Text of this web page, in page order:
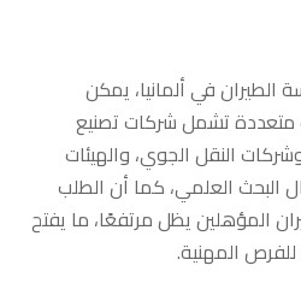
الطيران في ألمانيا، يمكن
متعددة تشمل شركات تصنيع
النقل الجوي، والهيئات
البحث العلمي، كما أن الطلب
المؤهلين يظل مرتفعًا، ما يفتح
للفرص المهنية.